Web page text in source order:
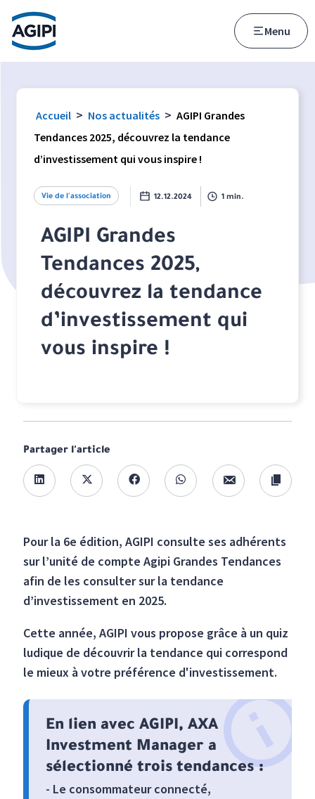
Accès au menu
Accès au contenu principal
Menu
Accueil > Nos actualités > AGIPI Grandes
Tendances 2025, découvrez la tendance
d’investissement qui vous inspire !
Vie de l'association 12.12.2024 1 min.
AGIPI Grandes
Tendances 2025,
découvrez la tendance
d’investissement qui
vous inspire !
Partager l'article
Pour la 6e édition, AGIPI consulte ses adhérents
sur l’unité de compte Agipi Grandes Tendances
afin de les consulter sur la tendance
d’investissement en 2025.
Cette année, AGIPI vous propose grâce à un quiz
ludique de découvrir la tendance qui correspond
le mieux à votre préférence d'investissement.
En lien avec AGIPI, AXA
Investment Manager a
sélectionné trois tendances :
- Le consommateur connecté,